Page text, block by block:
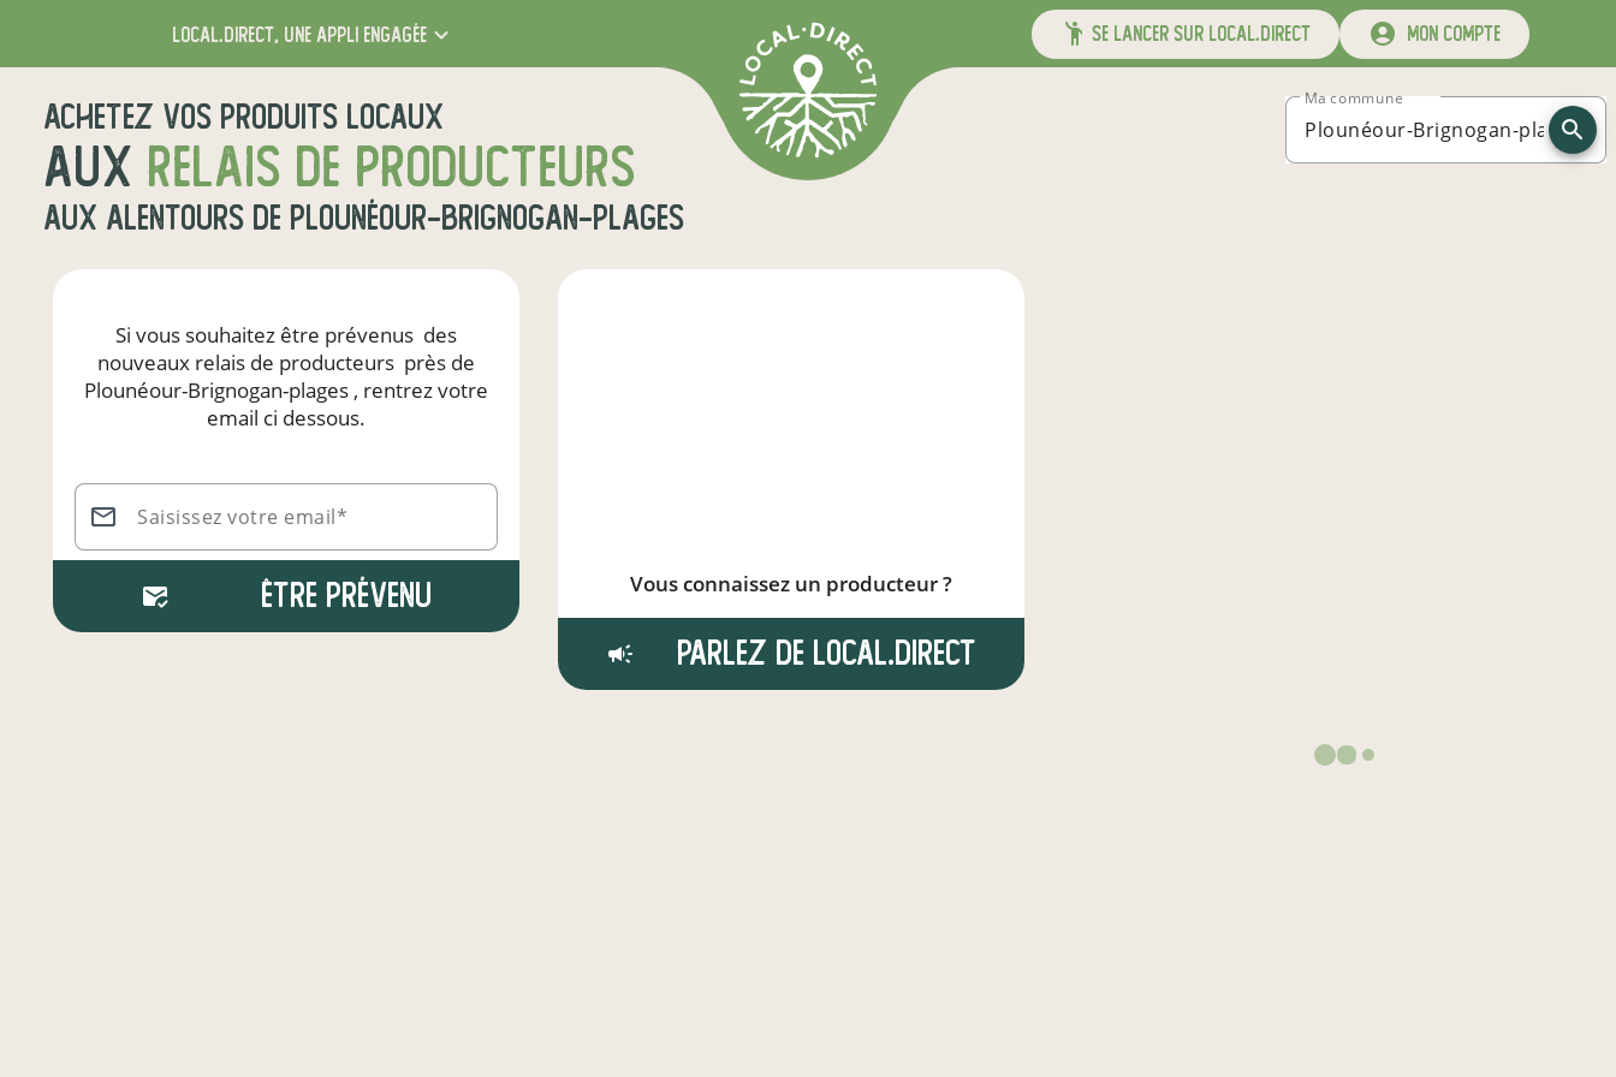
local.direct, une appli engagée se lancer sur local.direct mon compte
Achetez vos produits locaux
aux relais de producteurs
aux alentours de Plounéour-Brignogan-plages
Ma commune
Si vous souhaitez être prévenus des
nouveaux relais de producteurs près de
Plounéour-Brignogan-plages , rentrez votre
email ci dessous.
Saisissez votre email*
Être prévenu Vous connaissez un producteur ?
Parlez de local.direct